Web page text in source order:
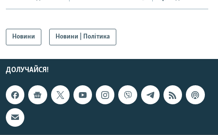
Новини Новини | Політика
ДОЛУЧАЙСЯ!